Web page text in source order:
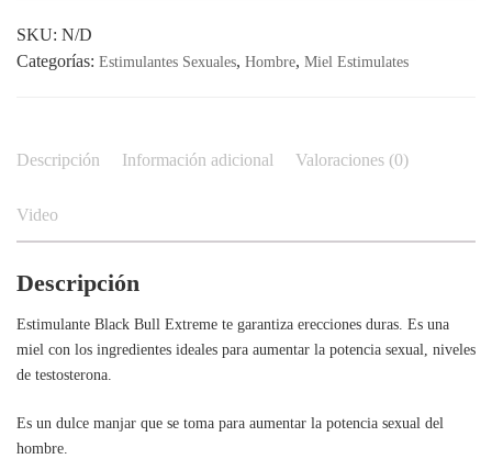
SKU: N/D
Categorías: Estimulantes Sexuales, Hombre, Miel Estimulates
Descripción Información adicional Valoraciones (0)
Video
Descripción
Estimulante Black Bull Extreme te garantiza erecciones duras. Es una
miel con los ingredientes ideales para aumentar la potencia sexual, niveles
de testosterona.
Es un dulce manjar que se toma para aumentar la potencia sexual del
hombre.